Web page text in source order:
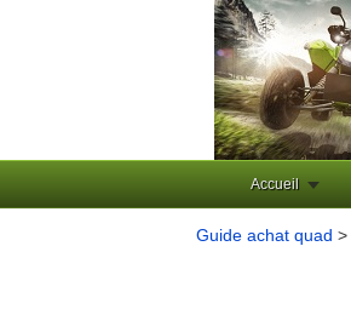
Accueil
Guide achat quad >